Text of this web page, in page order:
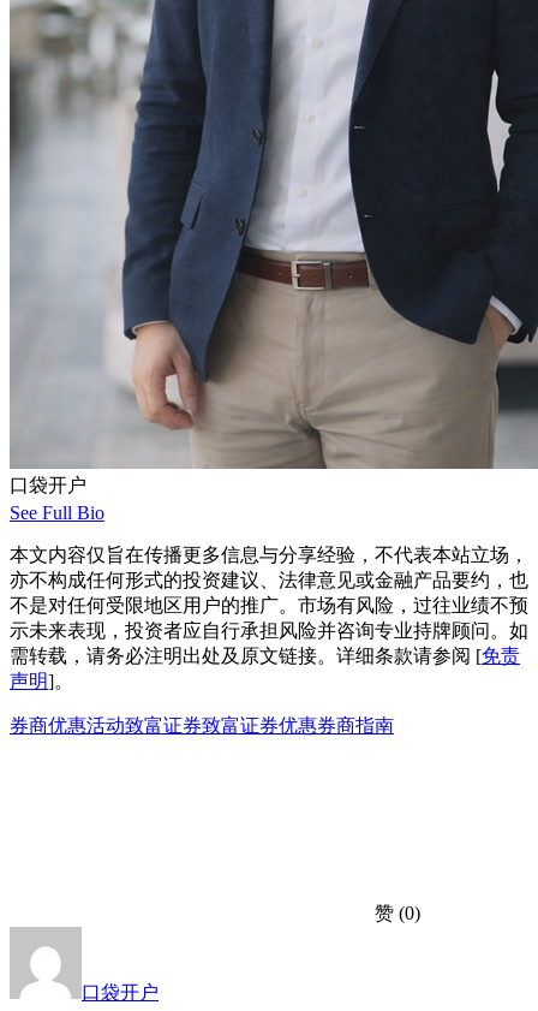
口袋开户
See Full Bio
本文内容仅旨在传播更多信息与分享经验，不代表本站立场，
亦不构成任何形式的投资建议、法律意见或金融产品要约，也
不是对任何受限地区用户的推广。市场有风险，过往业绩不预
示未来表现，投资者应自行承担风险并咨询专业持牌顾问。如
需转载，请务必注明出处及原文链接。详细条款请参阅 [免责
声明]。
券商优惠活动致富证券致富证券优惠券商指南
赞 (0)
口袋开户